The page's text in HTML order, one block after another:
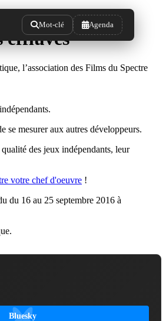
Mot-clé Agenda
effluves
l’association des Films du Spectre
se mesurer aux autres développeurs.
des jeux indépendants, leur
votre chef d'oeuvre !
du 16 au 25 septembre 2016 à
Bluesky